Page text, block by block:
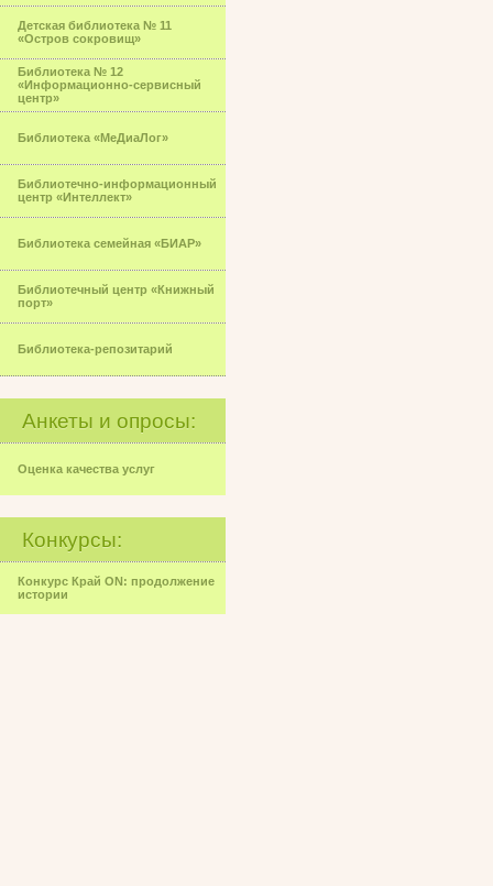
Детская библиотека № 11
«Остров сокровищ»
Библиотека № 12
«Информационно-сервисный
центр»
Библиотека «МеДиаЛог»
Библиотечно-информационный
центр «Интеллект»
Библиотека семейная «БИАР»
Библиотечный центр «Книжный
порт»
Библиотека-репозитарий
Анкеты и опросы:
Оценка качества услуг
Конкурсы:
Конкурс Край ON: продолжение
истории